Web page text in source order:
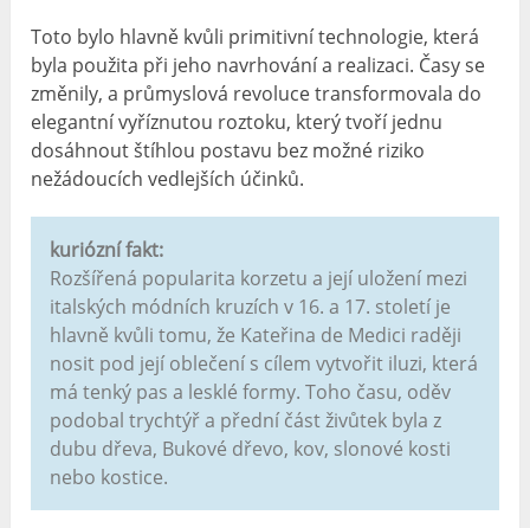
Toto bylo hlavně kvůli primitivní technologie, která
byla použita při jeho navrhování a realizaci. Časy se
změnily, a průmyslová revoluce transformovala do
elegantní vyříznutou roztoku, který tvoří jednu
dosáhnout štíhlou postavu bez možné riziko
nežádoucích vedlejších účinků.
kuriózní fakt:
Rozšířená popularita korzetu a její uložení mezi
italských módních kruzích v 16. a 17. století je
hlavně kvůli tomu, že Kateřina de Medici raději
nosit pod její oblečení s cílem vytvořit iluzi, která
má tenký pas a lesklé formy. Toho času, oděv
podobal trychtýř a přední část živůtek byla z
dubu dřeva, Bukové dřevo, kov, slonové kosti
nebo kostice.